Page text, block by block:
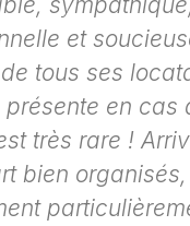
et
tous ses
présente en cas
très rare !
bien organisés,